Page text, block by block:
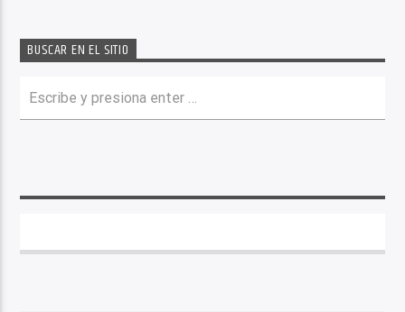
BUSCAR EN EL SITIO